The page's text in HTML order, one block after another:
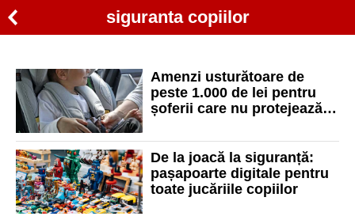
siguranta copiilor
Amenzi usturătoare de
peste 1.000 de lei pentru
șoferii care nu protejează
De la joacă la siguranță:
pașapoarte digitale pentru
toate jucăriile copiilor